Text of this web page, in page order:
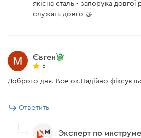
якісна сталь - запорука
служать довго 🤝
Євген
5
Доброго дня. Все ок.Надійно
Ответить
Эксперт по